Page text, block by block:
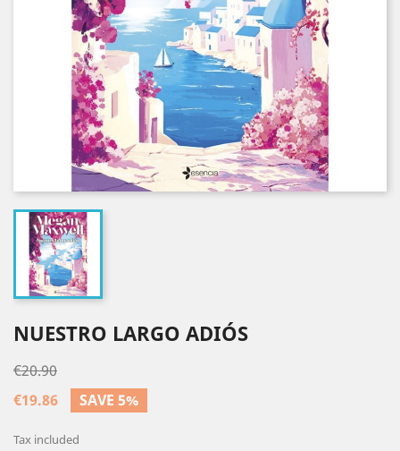
NUESTRO LARGO ADIÓS
€20.90
€19.86
SAVE 5%
Tax included